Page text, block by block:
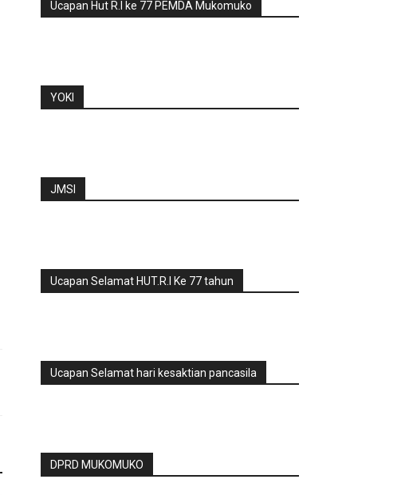
Ucapan Hut R.I ke 77 PEMDA Mukomuko
YOKI
JMSI
Ucapan Selamat HUT.R.I Ke 77 tahun
Ucapan Selamat hari kesaktian pancasila
DPRD MUKOMUKO